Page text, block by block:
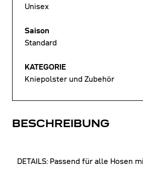
BESCHREIBUNG
DETAILS: Passend für alle Hosen
Unisex
Saison
Standard
KATEGORIE
Kniepolster und Zubehör